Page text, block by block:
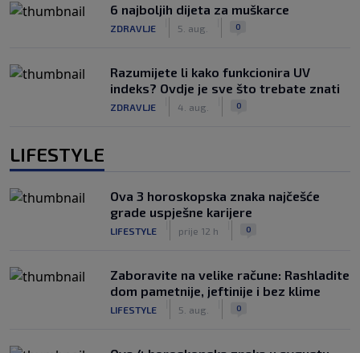
6 najboljih dijeta za muškarce
ZDRAVLJE 5. aug. 0
Razumijete li kako funkcionira UV
indeks? Ovdje je sve što trebate znati
ZDRAVLJE 4. aug. 0
LIFESTYLE
Ova 3 horoskopska znaka najčešće
grade uspješne karijere
LIFESTYLE prije 12 h 0
Zaboravite na velike račune: Rashladite
dom pametnije, jeftinije i bez klime
LIFESTYLE 5. aug. 0